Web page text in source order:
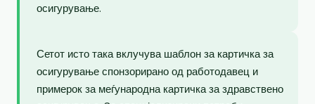
осигурување.
Сетот исто така вклучува шаблон за картичка за
осигурување спонзорирано од работодавец и
примерок за меѓународна картичка за здравствено